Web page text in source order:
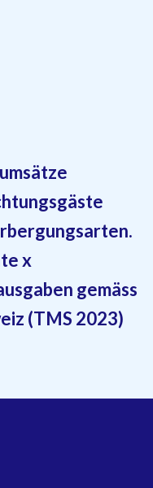
x
gemäss
(TMS 2023)